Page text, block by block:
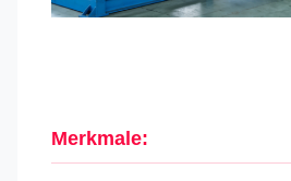
Merkmale: